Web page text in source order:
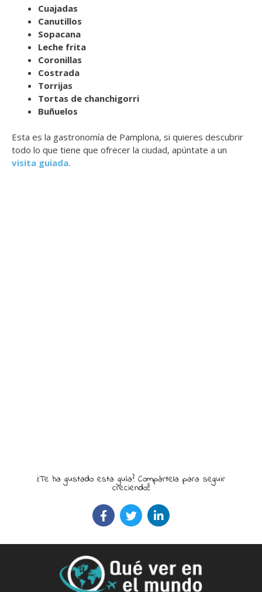
Cuajadas
Canutillos
Sopacana
Leche frita
Coronillas
Costrada
Torrijas
Tortas de chanchigorri
Buñuelos
Esta es la gastronomía de Pamplona, si quieres descubrir
todo lo que tiene que ofrecer la ciudad, apúntate a un
visita guiada.
¿Te ha gustado esta guía? Compártela para seguir
creciendo!!